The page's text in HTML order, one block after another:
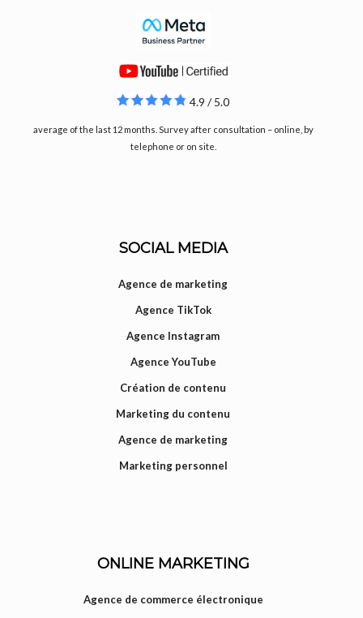
4.9 / 5.0
average of the last 12 months. Survey after consultation – online, by
telephone or on site.
SOCIAL MEDIA
Agence de marketing
Agence TikTok
Agence Instagram
Agence YouTube
Création de contenu
Marketing du contenu
Agence de marketing
Marketing personnel
ONLINE MARKETING
Agence de commerce électronique